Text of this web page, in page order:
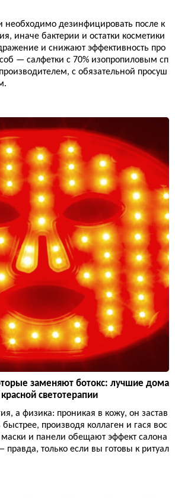
необходимо дезинфицировать после к
иначе бактерии и остатки косметики
и снижают эффективность про
— салфетки с 70% изопропиловым сп
с обязательной просуш
заменяют ботокс: лучшие дома
светотерапии
а физика: проникая в кожу, он застав
быстрее, производя коллаген и гася вос
и панели обещают эффект салона
правда, только если вы готовы к ритуал